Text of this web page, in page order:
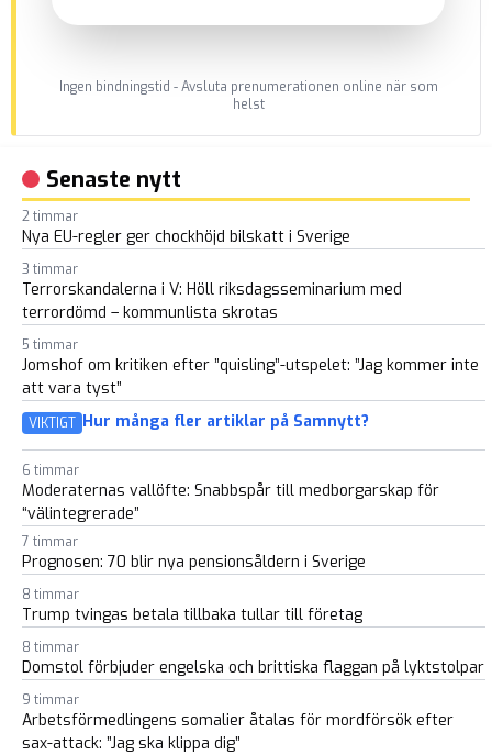
Ingen bindningstid - Avsluta prenumerationen online när som
helst
Senaste nytt
2 timmar
Nya EU-regler ger chockhöjd bilskatt i Sverige
3 timmar
Terrorskandalerna i V: Höll riksdagsseminarium med
terrordömd – kommunlista skrotas
5 timmar
Jomshof om kritiken efter ”quisling”-utspelet: ”Jag kommer inte
att vara tyst”
VIKTIGT Hur många fler artiklar på Samnytt?
6 timmar
Moderaternas vallöfte: Snabbspår till medborgarskap för
“välintegrerade”
7 timmar
Prognosen: 70 blir nya pensionsåldern i Sverige
8 timmar
Trump tvingas betala tillbaka tullar till företag
8 timmar
Domstol förbjuder engelska och brittiska flaggan på lyktstolpar
9 timmar
Arbetsförmedlingens somalier åtalas för mordförsök efter
sax-attack: ”Jag ska klippa dig”